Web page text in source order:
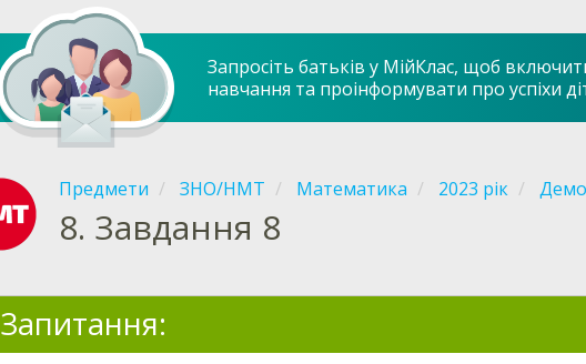
Запросіть батьків у МійКлас, щоб
навчання та проінформувати про успіхи
Предмети ЗНО/НМТ Математика 2023 рік
8. Завдання 8
Запитання: